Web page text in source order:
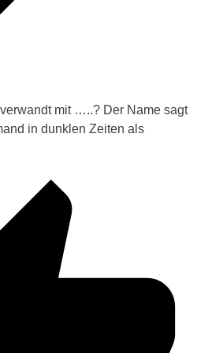
mit …..? Der Name sagt
in dunklen Zeiten als